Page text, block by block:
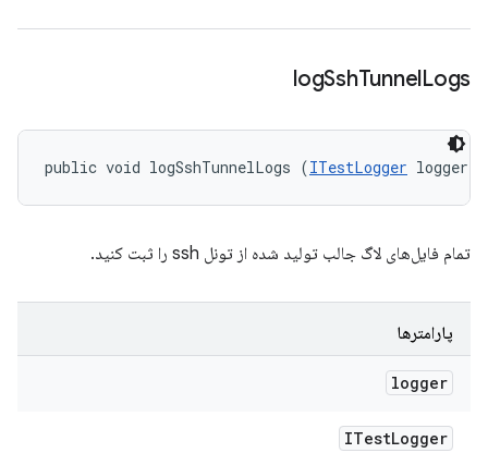
logSshTunnelLogs
public void logSshTunnelLogs (ITestLogger logger)
تمام فایل‌های لاگ جالب تولید شده از تونل ssh را ثبت کنید.
پارامترها
logger
ITestLogger